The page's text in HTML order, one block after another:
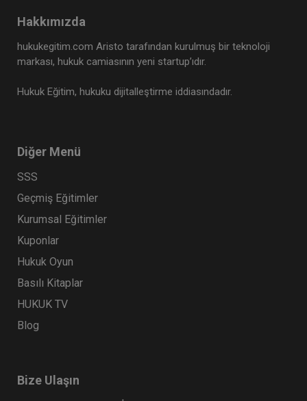
Kongresi - I. Oturum
360 TL
Hakkımızda
hukukegitim.com Aristo tarafından kurulmuş bir teknoloji
markası, hukuk camiasının yeni startup’ıdır.
Hukuk Eğitim, hukuku dijitalleştirme iddiasındadır.
Diğer Menü
SSS
Geçmiş Eğitimler
Kurumsal Eğitimler
Kuponlar
Hukuk Oyun
Basılı Kitaplar
HUKUK TV
Blog
Bize Ulaşın